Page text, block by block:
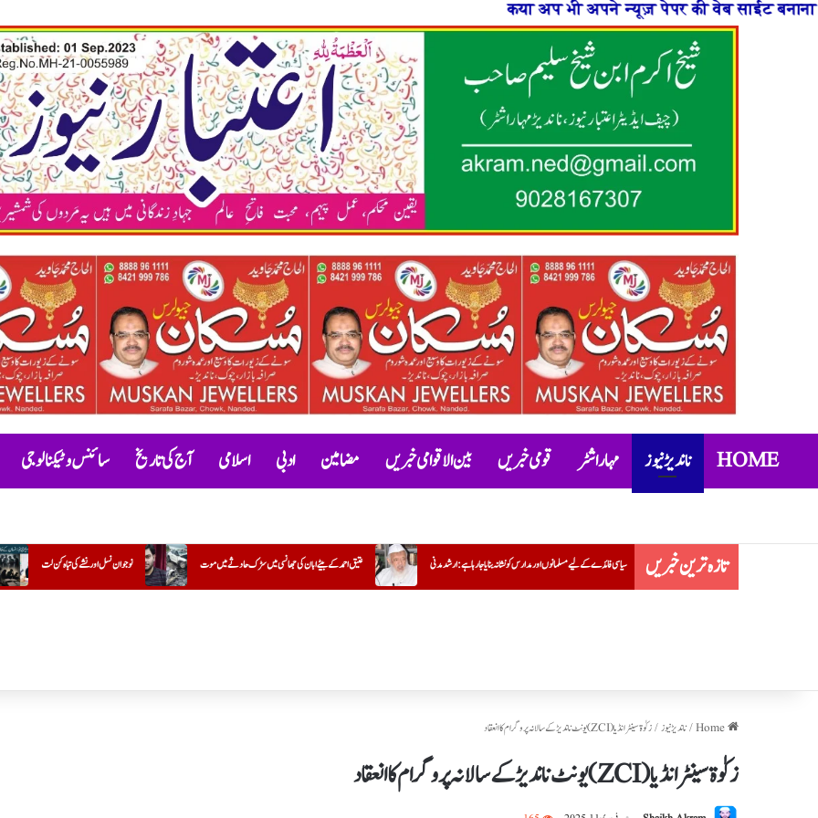
कया अप भी अपने न्यूज़ पेपर की वेब साईट बनाना चाहते है या फिर न्यूज़ पोर्टल
HOME ناندیڑ نیوز مہاراشٹر قومی خبریں بین الاقوامی خبریں مضامین ادبی اسلامی آج کی تاریخ سائنس و ٹیکنالوجی
تازہ ترین خبریں کتاب "گلستانِ عادل” پر ایک تبصرہ گنگا-جمنی تہذیب نوجوان نسل اور نشے کی تباہ کن لت عتیق احمد کے بیٹے ابان کی جھانسی میں سڑک حادثے میں موت مسلمانوں اور مدارس کو نشانہ بنایا جا رہا ہے: ارشد مدنی
/ناندیڑ نیوز/زکوٰۃ سینٹر انڈیا (ZCI) یونٹ ناندیڑکے سالانہ پروگرام کا انعقاد
زکوٰۃ سینٹر انڈیا (ZCI) یونٹ ناندیڑکے سالانہ پروگرام کا انعقاد